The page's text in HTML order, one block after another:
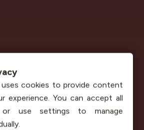
uses cookies to provide content
experience. You can accept all
or use settings to manage